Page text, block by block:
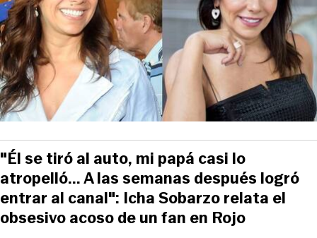
"Él se tiró al auto, mi papá casi lo
atropelló... A las semanas después logró
entrar al canal": Icha Sobarzo relata el
obsesivo acoso de un fan en Rojo